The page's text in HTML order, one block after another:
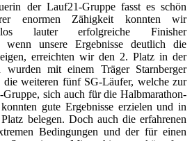
der Lauf21-Gruppe fasst es schön
enormen Zähigkeit konnten wir
lauter erfolgreiche Finisher
wenn unsere Ergebnisse deutlich die
erreichten wir den 2. Platz in der
wurden mit einem Träger Starnberger
weiteren fünf SG-Läufer, welche zur
sich auch für die Halbmarathon-
gute Ergebnisse erzielen und in
belegen. Doch auch die erfahrenen
Bedingungen und der für einen